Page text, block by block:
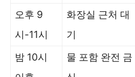
오후 9
시-11시
화장실 근처 대
기
밤 10시
물 포함 완전 금